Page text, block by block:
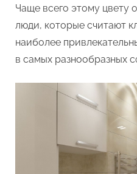
Чаще всего этому цвету
люди, которые считают
наиболее
в самых разнообразных